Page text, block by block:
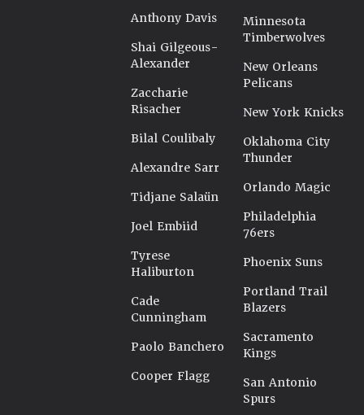
Anthony Davis
Shai Gilgeous-
Alexander
Zaccharie
Risacher
Bilal Coulibaly
Alexandre Sarr
Tidjane Salaün
Joel Embiid
Tyrese
Haliburton
Cade
Cunningham
Paolo Banchero
Cooper Flagg
Minnesota
Timberwolves
New Orleans
Pelicans
New York Knicks
Oklahoma City
Thunder
Orlando Magic
Philadelphia
76ers
Phoenix Suns
Portland Trail
Blazers
Sacramento
Kings
San Antonio
Spurs